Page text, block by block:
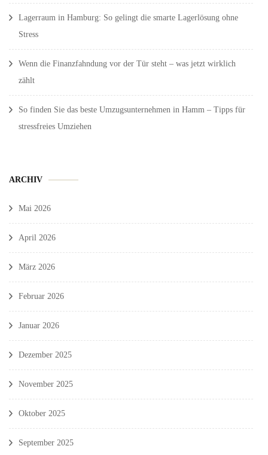
Lagerraum in Hamburg: So gelingt die smarte Lagerlösung ohne
Stress
Wenn die Finanzfahndung vor der Tür steht – was jetzt wirklich
zählt
So finden Sie das beste Umzugsunternehmen in Hamm – Tipps für
stressfreies Umziehen
ARCHIV
Mai 2026
April 2026
März 2026
Februar 2026
Januar 2026
Dezember 2025
November 2025
Oktober 2025
September 2025